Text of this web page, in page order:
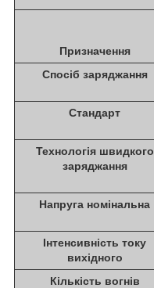
Призначення
Спосіб заряджання
Стандарт
Технологія швидкого
заряджання
Напруга номінальна
Інтенсивність току
вихідного
Кількість вогнів